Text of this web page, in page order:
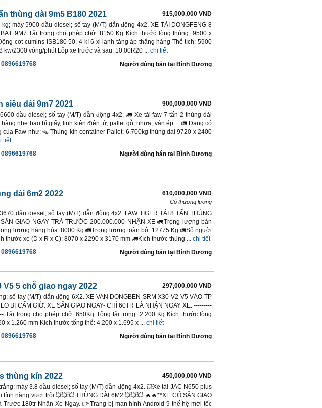
thùng dài 9m5 B180 2021
915,000,000 VND
máy 5900 dầu diesel; số tay (M/T) dẫn động 4x2. XE TẢI DONGFENG 8
9M7 Tải trọng cho phép chở: 8150 Kg Kích thước lòng thùng: 9500 x
cơ: cumins ISB180 50, 4 kì 6 xi lanh tăng áp thẳng hàng Thể tích: 5900
kw/2300 vòng/phút Lốp xe trước và sau: 10.00R20 ... chi tiết
0896619768
Người dùng bán tại Bình Dương
siêu dài 9m7 2021
900,000,000 VND
dầu diesel; số tay (M/T) dẫn động 4x2. 🚛 Xe tải faw 7 tấn 2 thùng dài
nhẹ bao bì giấy, linh kiện điện tử, pallet gỗ, nhựa, ván ép… 🚛 Đang có
của Faw như: 🪤 Thùng kín container Pallet: 6.700kg thùng dài 9720 x 2400
tiết
0896619768
Người dùng bán tại Bình Dương
dài 6m2 2022 610,000,000 VND
Có thương lượng
dầu diesel; số tay (M/T) dẫn động 4x2. FAW TIGER TẢI 8 TẤN THÙNG
GIAO NGAY TRẢ TRƯỚC 200.000.000 NHẬN XE 🚛Trọng lượng bản
lượng hàng hóa: 8000 Kg 🚛Trọng lượng toàn bộ: 12775 Kg 🚛Số người
thước xe (D x R x C): 8070 x 2290 x 3170 mm 🚛Kích thước thùng ... chi tiết
0896619768
Người dùng bán tại Bình Dương
V5 5 chỗ giao ngay 2022
297,000,000 VND
số tay (M/T) dẫn động 6X2. XE VAN DONGBEN SRM X30 V2-V5 VÀO TP
BỊ CẤM GIỜ: XE SẴN GIAO NGAY- CHỈ 60TR LÀ NHẬN NGAY XE. ---------
Tải trọng cho phép chở: 650Kg Tổng tải trọng: 2.200 Kg Kích thước lòng
x 1.260 mm Kích thước tổng thể: 4.200 x 1.695 x ... chi tiết
0896619768
Người dùng bán tại Bình Dương
thùng kín 2022
450,000,000 VND
máy 3.8 dầu diesel; số tay (M/T) dẫn động 4x2. 💥Xe tải JAC N650 plus
tính năng vượt trội 💥💥💥 THÙNG DÀI 6M2 💥💥💥 🔥🔥**XE CÓ SẴN GIAO
Trước 180tr Nhận Xe Ngay. 👉Trang bị màn hình Android 9 thế hệ mới tốc